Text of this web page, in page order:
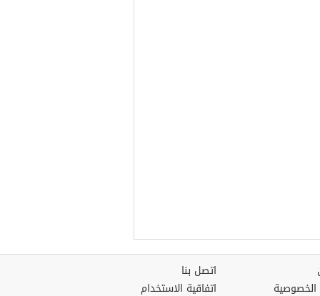
اتصل بنا
اتفاقية الاستخدام